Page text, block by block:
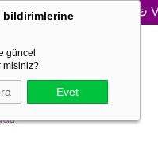
bildirimlerine
güncel
misiniz?
Evet
3000₺ VE